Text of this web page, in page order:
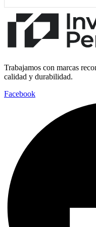
Trabajamos con marcas
calidad y durabilidad.
Facebook